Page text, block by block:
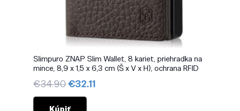
Slimpuro ZNAP Slim Wallet, 8 kariet, priehradka na
mince, 8,9 x 1,5 x 6,3 cm (Š x V x H), ochrana RFID
€34.90Pôvodná
cena
€32.11